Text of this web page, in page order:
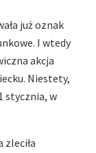
już oznak
I wtedy
akcja
Niestety,
stycznia, w
zleciła